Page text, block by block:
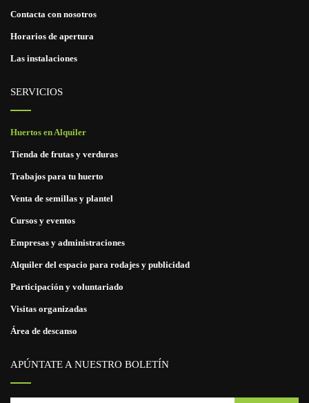
Contacta con nosotros
Horarios de apertura
Las instalaciones
SERVICIOS
Huertos en Alquiler
Tienda de frutas y verduras
Trabajos para tu huerto
Venta de semillas y plantel
Cursos y eventos
Empresas y administraciones
Alquiler del espacio para rodajes y publicidad
Participación y voluntariado
Visitas organizadas
Área de descanso
APÚNTATE A NUESTRO BOLETÍN